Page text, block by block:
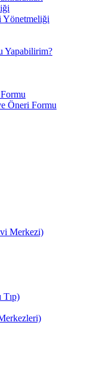
Yönetmeliği
Yapabilirim?
Öneri Formu
Merkezi)
Tıp)